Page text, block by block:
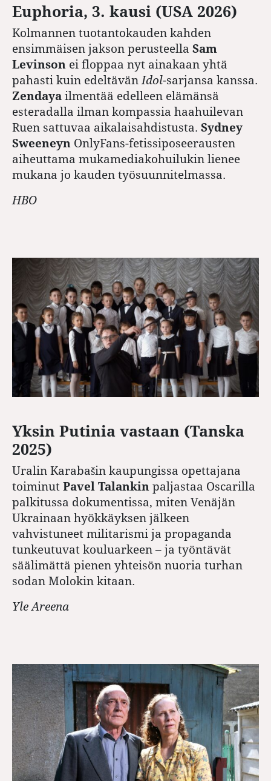
Euphoria, 3. kausi (USA 2026)
Kolmannen tuotantokauden kahden
ensimmäisen jakson perusteella Sam
Levinson ei floppaa nyt ainakaan yhtä
pahasti kuin edeltävänIdol-sarjansa kanssa.
Zendaya ilmentää edelleen elämänsä
esteradalla ilman kompassia haahuilevan
Ruen sattuvaa aikalaisahdistusta. Sydney
Sweeneyn OnlyFans-fetissiposeerausten
aiheuttama mukamediakohuilukin lienee
mukana jo kauden työsuunnitelmassa.
HBO
Yksin Putinia vastaan (Tanska
2025)
Uralin Karabašin kaupungissa opettajana
toiminut Pavel Talankin paljastaa Oscarilla
palkitussa dokumentissa, miten Venäjän
Ukrainaan hyökkäyksen jälkeen
vahvistuneet militarismi ja propaganda
tunkeutuvat kouluarkeen – ja työntävät
säälimättä pienen yhteisön nuoria turhan
sodan Molokin kitaan.
Yle Areena